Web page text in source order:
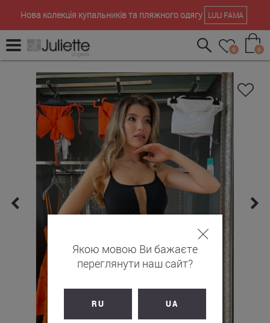
Нова колекція купальників та пляжного одягу LULI FAMA
0 0
Якою мовою Ви бажаєте
переглянути наш сайт?
RU UA